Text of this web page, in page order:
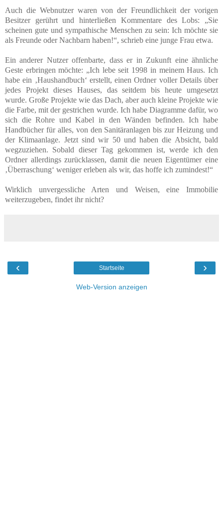
Auch die Webnutzer waren von der Freundlichkeit der vorigen
Besitzer gerührt und hinterließen Kommentare des Lobs: „Sie
scheinen gute und sympathische Menschen zu sein: Ich möchte sie
als Freunde oder Nachbarn haben!“, schrieb eine junge Frau etwa.
Ein anderer Nutzer offenbarte, dass er in Zukunft eine ähnliche
Geste erbringen möchte: „Ich lebe seit 1998 in meinem Haus. Ich
habe ein ‚Haushandbuch‘ erstellt, einen Ordner voller Details über
jedes Projekt dieses Hauses, das seitdem bis heute umgesetzt
wurde. Große Projekte wie das Dach, aber auch kleine Projekte wie
die Farbe, mit der gestrichen wurde. Ich habe Diagramme dafür, wo
sich die Rohre und Kabel in den Wänden befinden. Ich habe
Handbücher für alles, von den Sanitäranlagen bis zur Heizung und
der Klimaanlage. Jetzt sind wir 50 und haben die Absicht, bald
wegzuziehen. Sobald dieser Tag gekommen ist, werde ich den
Ordner allerdings zurücklassen, damit die neuen Eigentümer eine
‚Überraschung‘ weniger erleben als wir, das hoffe ich zumindest!“
Wirklich unvergessliche Arten und Weisen, eine Immobilie
weiterzugeben, findet ihr nicht?
‹ ›
Startseite
Web-Version anzeigen